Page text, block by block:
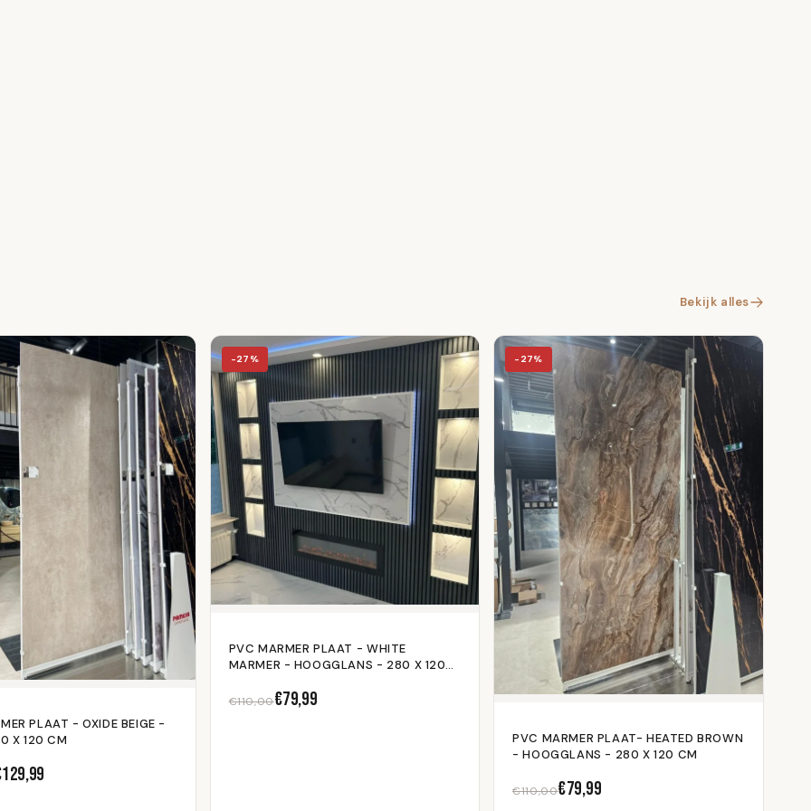
vochtige ruimtes zoals
de duurzame en stijlvolle PVC
geniet van een moeiteloze
Bekijk alles
PLAAT - OXIDE BEIGE -
X 120 CM
-27%
PVC MARMER PLAAT - WHITE
MARMER - HOOGGLANS - 280 X 120
€110,00€79,99
-27%
PVC MARMER PLAAT- HEATED BROWN
- HOOGGLANS - 280 X 120 CM
€110,00€79,99